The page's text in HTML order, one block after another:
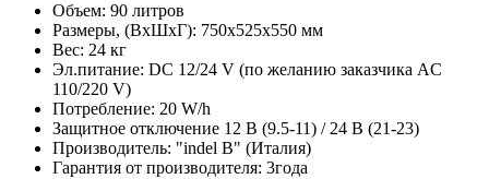
Объем: 90 литров
Размеры, (ВxШxГ): 750x525x550 мм
Вес: 24 кг
Эл.питание: DC 12/24 V (по желанию заказчика AC
110/220 V)
Потребление: 20 W/h
Защитное отключение 12 В (9.5-11) / 24 В (21-23)
Производитель: "indel B" (Италия)
Гарантия от производителя: 3года